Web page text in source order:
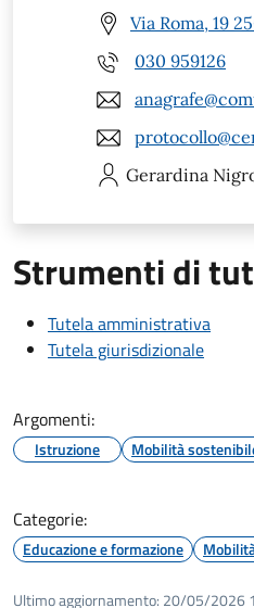
Via Roma, 19
030 959126
Gerardina
Strumenti di
Tutela amministrativa
Tutela giurisdizionale
Argomenti:
Istruzione Mobilità
Categorie:
Educazione e formazione
Ultimo aggiornamento: 20/05/2026